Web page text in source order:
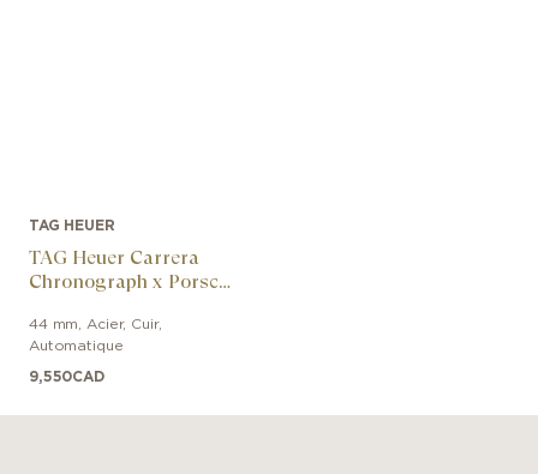
TAG HEUER
TAG Heuer Carrera
Chronograph x Porsche
44 mm Acier, Cuir,
Automatique
9,550CAD